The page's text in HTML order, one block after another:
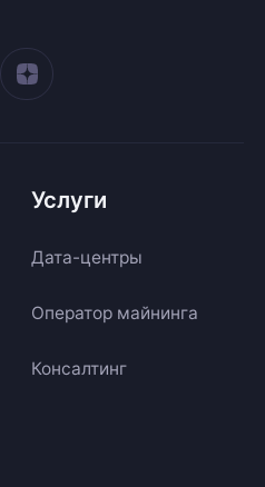
Услуги
Дата-центры
Оператор майнинга
Консалтинг